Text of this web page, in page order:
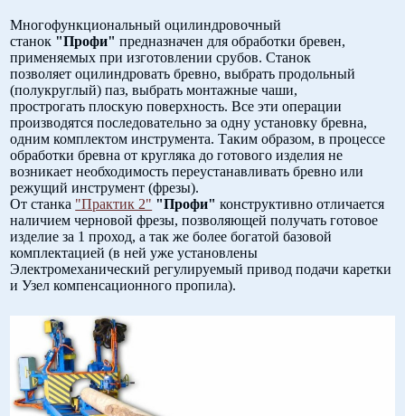
Многофункциональный оцилиндровочный
станок "Профи"предназначен для обработки бревен,
применяемых при изготовлении срубов. Станок
позволяет оцилиндровать бревно, выбрать продольный
(полукруглый) паз, выбрать монтажные чаши,
прострогать плоскую поверхность. Все эти операции
производятся последовательно за одну установку бревна,
одним комплектом инструмента. Таким образом, в процессе
обработки бревна от кругляка до готового изделия не
возникает необходимость переустанавливать бревно или
режущий инструмент (фрезы).
От станка "Практик 2" "Профи" конструктивно отличается
наличием черновой фрезы, позволяющей получать готовое
изделие за 1 проход, а так же более богатой базовой
комплектацией (в ней уже установлены
Электромеханический регулируемый привод подачи каретки
и Узел компенсационного пропила).